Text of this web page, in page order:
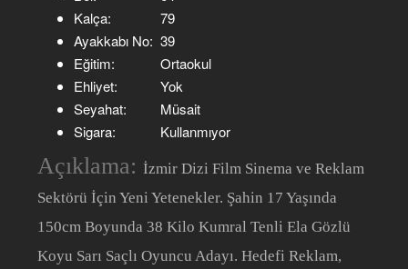
Kalça:
79
Ayakkabı No: 39
Eğitim:
Ortaokul
Ehliyet:
Yok
Seyahat:
Müsait
Sigara:
Kullanmıyor
Açıklama:İzmir Dizi Film Sinema ve Reklam
Sektörü İçin Yeni Yetenekler. Şahin 17 Yaşında
150cm Boyunda 38 Kilo Kumral Tenli Ela Gözlü
Koyu Sarı Saçlı Oyuncu Adayı. Hedefi Reklam,